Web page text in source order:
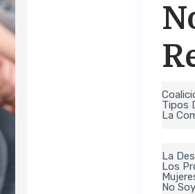
Tipos
La
La
Los
No